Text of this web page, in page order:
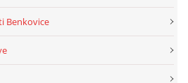
Benkovice